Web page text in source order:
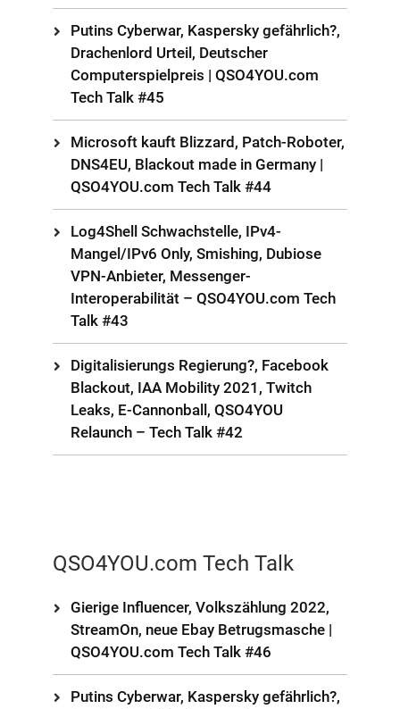
Putins Cyberwar, Kaspersky gefährlich?,
Drachenlord Urteil, Deutscher
Computerspielpreis | QSO4YOU.com
Tech Talk #45
Microsoft kauft Blizzard, Patch-Roboter,
DNS4EU, Blackout made in Germany |
QSO4YOU.com Tech Talk #44
Log4Shell Schwachstelle, IPv4-
Mangel/IPv6 Only, Smishing, Dubiose
VPN-Anbieter, Messenger-
Interoperabilität – QSO4YOU.com Tech
Talk #43
Digitalisierungs Regierung?, Facebook
Blackout, IAA Mobility 2021, Twitch
Leaks, E-Cannonball, QSO4YOU
Relaunch – Tech Talk #42
QSO4YOU.com Tech Talk
Gierige Influencer, Volkszählung 2022,
StreamOn, neue Ebay Betrugsmasche |
QSO4YOU.com Tech Talk #46
Putins Cyberwar, Kaspersky gefährlich?,